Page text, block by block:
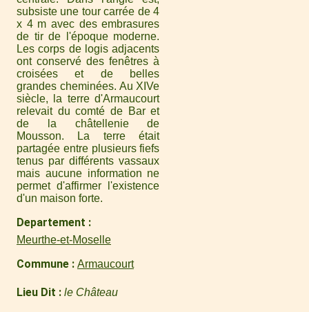
subsiste une tour carrée de 4
x 4 m avec des embrasures
de tir de l'époque moderne.
Les corps de logis adjacents
ont conservé des fenêtres à
croisées et de belles
grandes cheminées. Au XIVe
siècle, la terre d'Armaucourt
relevait du comté de Bar et
de la châtellenie de
Mousson. La terre était
partagée entre plusieurs fiefs
tenus par différents vassaux
mais aucune information ne
permet d'affirmer l'existence
d'un maison forte.
Departement
Meurthe-et-Moselle
Commune Armaucourt
Lieu Dit le Château